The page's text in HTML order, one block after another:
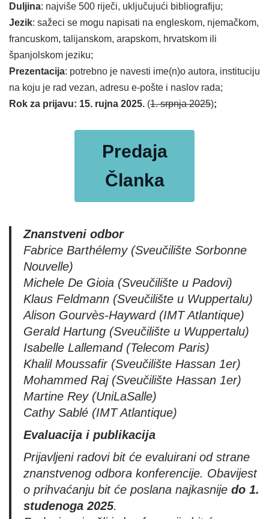
Duljina: najviše 500 riječi, uključujući bibliografiju;
Jezik: sažeci se mogu napisati na engleskom, njemačkom,
francuskom, talijanskom, arapskom, hrvatskom ili
španjolskom jeziku;
Prezentacija: potrebno je navesti ime(n)o autora, instituciju
na koju je rad vezan, adresu e-pošte i naslov rada;
Rok za prijavu: 15. rujna 2025. (1. srpnja 2025);
Predaja
Članka
Znanstveni odbor
Fabrice Barthélemy (Sveučilište Sorbonne
Nouvelle)
Michele De Gioia (Sveučilište u Padovi)
Klaus Feldmann (Sveučilište u Wuppertalu)
Alison Gourvès-Hayward (IMT Atlantique)
Gerald Hartung (Sveučilište u Wuppertalu)
Isabelle Lallemand (Telecom Paris)
Khalil Moussafir (Sveučilište Hassan 1er)
Mohammed Raj (Sveučilište Hassan 1er)
Martine Rey (UniLaSalle)
Cathy Sablé (IMT Atlantique)
Evaluacija i publikacija
Prijavljeni radovi bit će evaluirani od strane
znanstvenog odbora konferencije. Obavijest
o prihvaćanju bit će poslana najkasnije do 1.
studenoga 2025.